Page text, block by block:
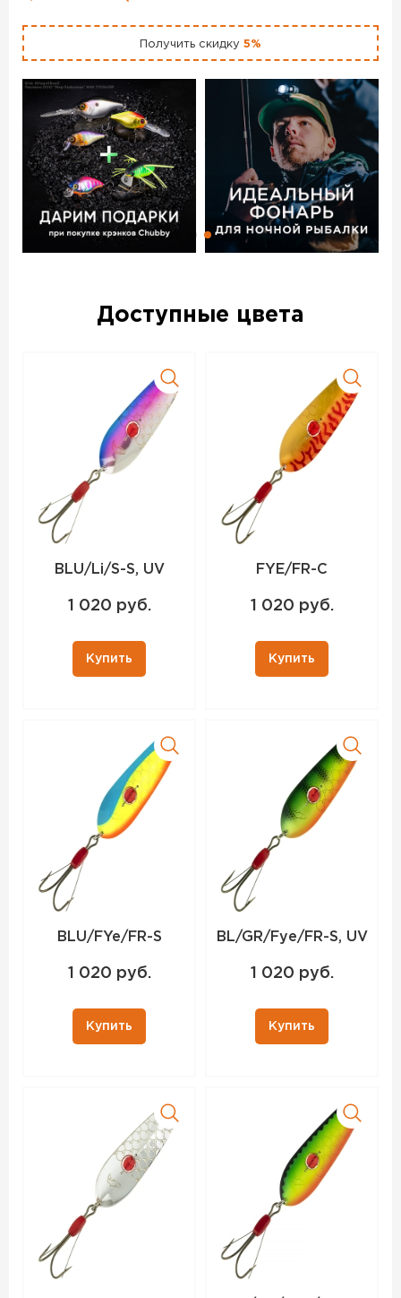
Получить скидку 5%
Доступные цвета
BLU/Li/S-S, UV
1 020 руб.
Купить
FYE/FR-C
1 020 руб.
Купить
BLU/FYe/FR-S
1 020 руб.
Купить
BL/GR/Fye/FR-S, UV
1 020 руб.
Купить